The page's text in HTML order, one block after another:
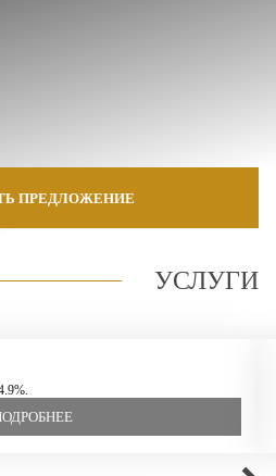
ПОЛУЧИТЬ ПРЕДЛОЖЕНИЕ
УСЛУГИ